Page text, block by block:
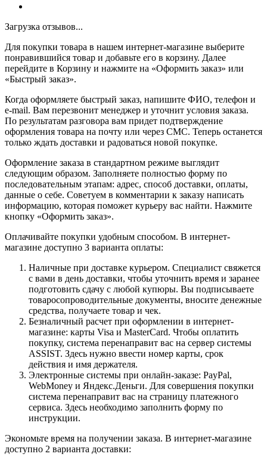
Загрузка отзывов...
Для покупки товара в нашем интернет-магазине выберите
понравившийся товар и добавьте его в корзину. Далее
перейдите в Корзину и нажмите на «Оформить заказ» или
«Быстрый заказ».
Когда оформляете быстрый заказ, напишите ФИО, телефон и
e-mail. Вам перезвонит менеджер и уточнит условия заказа.
По результатам разговора вам придет подтверждение
оформления товара на почту или через СМС. Теперь останется
только ждать доставки и радоваться новой покупке.
Оформление заказа в стандартном режиме выглядит
следующим образом. Заполняете полностью форму по
последовательным этапам: адрес, способ доставки, оплаты,
данные о себе. Советуем в комментарии к заказу написать
информацию, которая поможет курьеру вас найти. Нажмите
кнопку «Оформить заказ».
Оплачивайте покупки удобным способом. В интернет-
магазине доступно 3 варианта оплаты:
Наличные при доставке курьером. Специалист свяжется
с вами в день доставки, чтобы уточнить время и заранее
подготовить сдачу с любой купюры. Вы подписываете
товаросопроводительные документы, вносите денежные
средства, получаете товар и чек.
Безналичный расчет при оформлении в интернет-
магазине: карты Visa и MasterCard. Чтобы оплатить
покупку, система перенаправит вас на сервер системы
ASSIST. Здесь нужно ввести номер карты, срок
действия и имя держателя.
Электронные системы при онлайн-заказе: PayPal,
WebMoney и Яндекс.Деньги. Для совершения покупки
система перенаправит вас на страницу платежного
сервиса. Здесь необходимо заполнить форму по
инструкции.
Экономьте время на получении заказа. В интернет-магазине
доступно 2 варианта доставки: